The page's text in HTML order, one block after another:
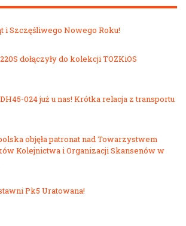
i Szczęśliwego Nowego Roku!
dołączyły do kolekcji TOZKiOS
024 już u nas! Krótka relacja z transportu
objęła patronat nad Towarzystwem
Kolejnictwa i Organizacji Skansenów w
Pk5 Uratowana!